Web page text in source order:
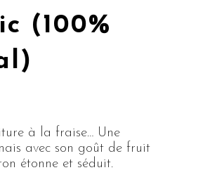
(100%
à la fraise… Une
avec son goût de fruit
étonne et séduit.